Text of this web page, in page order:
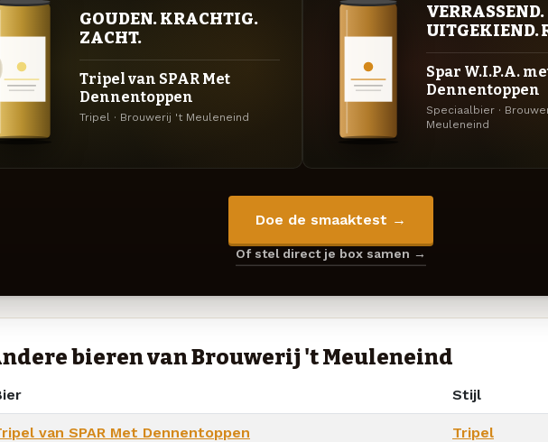
GOUDEN. KRACHTIG.
ZACHT.
Tripel van SPAR Met
Dennentoppen
Tripel · Brouwerij 't Meuleneind
VERRASSEND.
UITGEKIEND.
Spar W.I.P.A.
Dennentoppen
Speciaalbier ·
Meuleneind
Doe de smaaktest →
Of stel direct je box samen →
bieren van Brouwerij 't Meuleneind
Stijl
van SPAR Met Dennentoppen Tripel